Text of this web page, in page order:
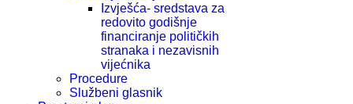
Izvješća- sredstava za
redovito godišnje
financiranje političkih
stranaka i nezavisnih
vijećnika
Procedure
Službeni glasnik